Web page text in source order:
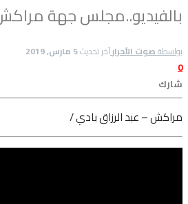
بالفيديو..مجلس جهة مراكش-أسفي
بواسطةصوت الأحرارآخر تحديث5 مارس, 2019
0
شارك
مراكش – عبد الرزاق بادي /